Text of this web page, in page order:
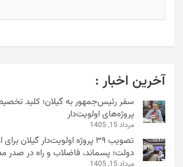
آخرین اخبار :
سفر رئیس‌جمهور به گیلان؛ کلید
پروژه‌های اولویت‌دار
مرداد 15, 1405
تصویب ۳۹ پروژه اولویت‌دار گیلان
دولت؛ پسماند، فاضلاب و راه در صدر
مرداد 15, 1405